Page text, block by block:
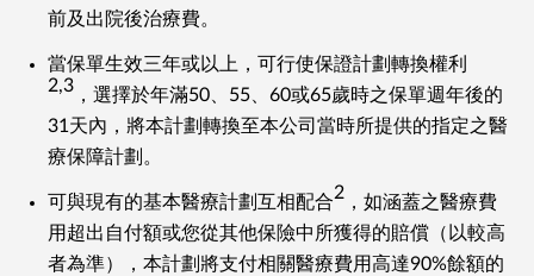
前及出院後治療費。
當保單生效三年或以上，可行使保證計劃轉換權利
2,3 ，選擇於年滿50、55、60或65歲時之保單週年後的
31天內，將本計劃轉換至本公司當時所提供的指定之醫
療保障計劃。
可與現有的基本醫療計劃互相配合2 ，如涵蓋之醫療費
用超出自付額或您從其他保險中所獲得的賠償（以較高
者為準），本計劃將支付相關醫療費用高達90%餘額的